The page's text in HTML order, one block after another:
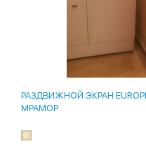
РАЗДВИЖНОЙ ЭКРАН
МРАМОР